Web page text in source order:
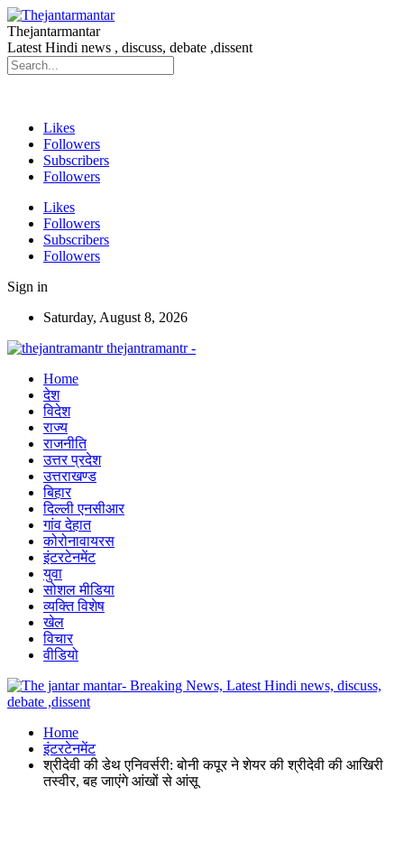
Thejantarmantar
Latest Hindi news , discuss, debate ,dissent
Likes
Followers
Subscribers
Followers
Likes
Followers
Subscribers
Followers
Sign in
Saturday, August 8, 2026
thejantramantr -
Home
देश
विदेश
राज्य
राजनीति
उत्तर प्रदेश
उत्तराखण्ड
बिहार
दिल्ली एनसीआर
गांव देहात
कोरोनावायरस
इंटरटेनमेंट
युवा
सोशल मीडिया
व्यक्ति विशेष
खेल
विचार
वीडियो
Home
इंटरटेनमेंट
श्रीदेवी की डेथ एनिवर्सरी: बोनी कपूर ने शेयर की श्रीदेवी की आखिरी
तस्वीर, बह जाएंगे आंखों से आंसू